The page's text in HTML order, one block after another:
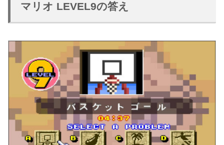
マリオ LEVEL9の答え